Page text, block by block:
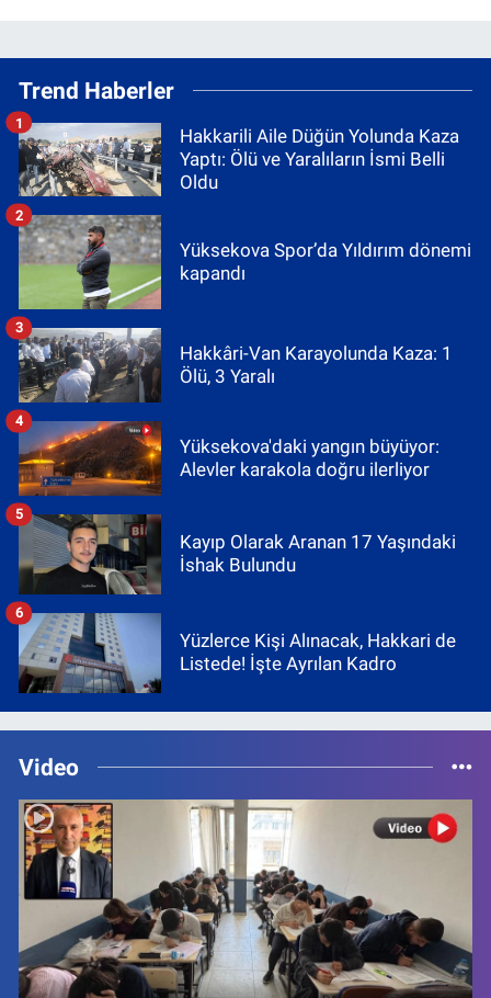
Trend Haberler
Hakkarili Aile Düğün Yolunda Kaza
Yaptı: Ölü ve Yaralıların İsmi Belli
Oldu
1
Yüksekova Spor’da Yıldırım dönemi
kapandı
2
Hakkâri-Van Karayolunda Kaza: 1
Ölü, 3 Yaralı
3
Yüksekova'daki yangın büyüyor:
Alevler karakola doğru ilerliyor
4
Kayıp Olarak Aranan 17 Yaşındaki
İshak Bulundu
5
Yüzlerce Kişi Alınacak, Hakkari de
Listede! İşte Ayrılan Kadro
6
Video